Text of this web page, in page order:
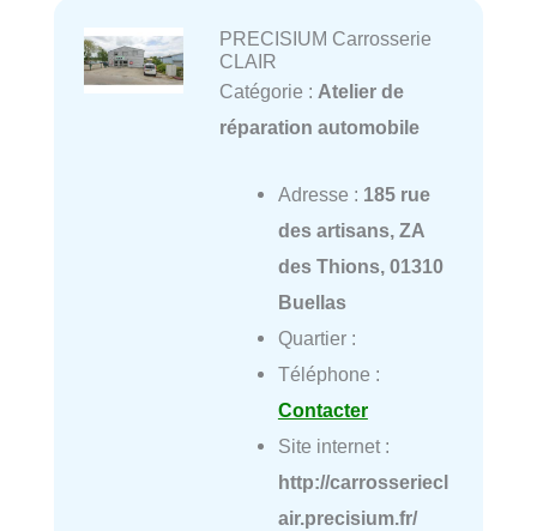
PRECISIUM Carrosserie
CLAIR
Catégorie : Atelier de
réparation automobile
Adresse : 185 rue
des artisans, ZA
des Thions, 01310
Buellas
Quartier :
Téléphone :
Contacter
Site internet :
http://carrosseriecl
air.precisium.fr/